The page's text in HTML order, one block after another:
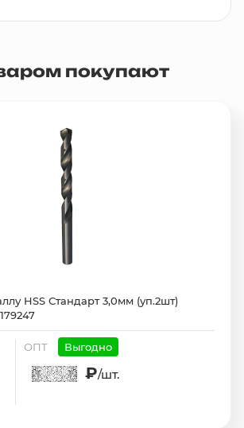
покупают
HSS Стандарт 3,0мм (уп.2шт)
ОПТ Выгодно
₽/шт.